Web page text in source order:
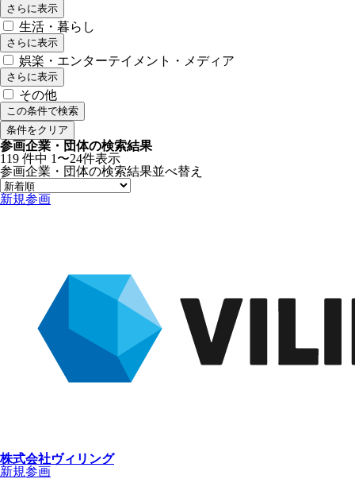
さらに表示
生活・暮らし
さらに表示
娯楽・エンターテイメント・メディア
さらに表示
その他
この条件で検索
条件をクリア
参画企業・団体の検索結果
119 件中 1〜24件表示
参画企業・団体の検索結果並べ替え
新規参画
株式会社ヴィリング
新規参画